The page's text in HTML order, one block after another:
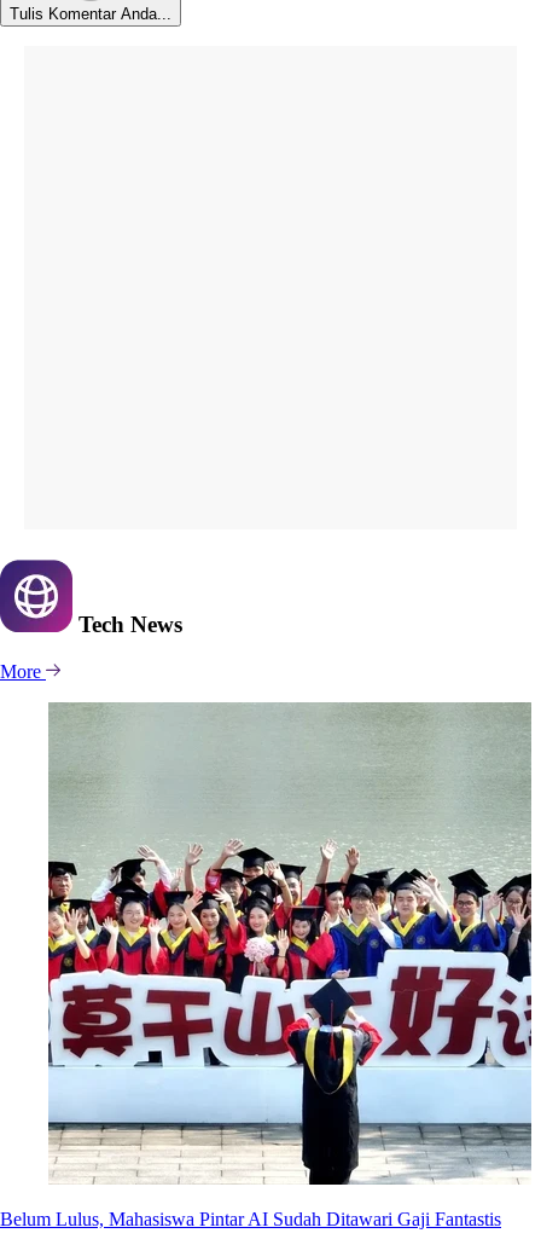
Tulis Komentar Anda...
Tech News
More
Belum Lulus, Mahasiswa Pintar AI Sudah Ditawari Gaji Fantastis